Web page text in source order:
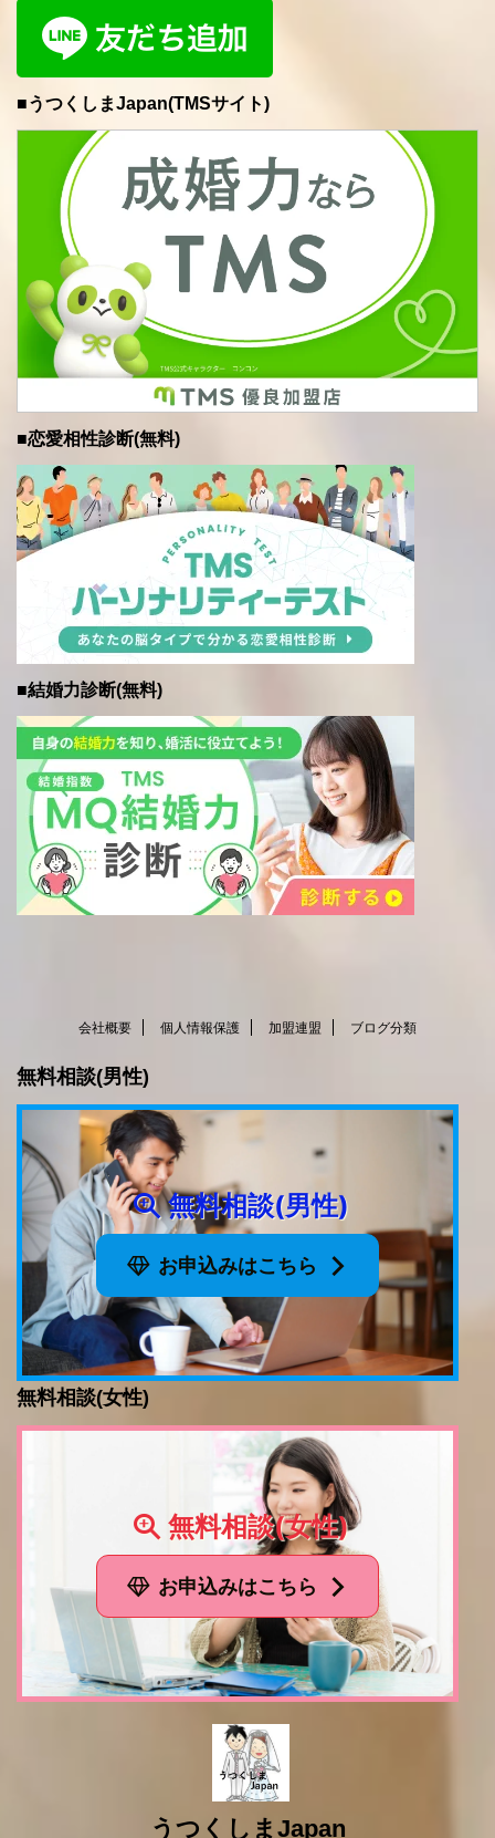
■うつくしまJapan(TMSサイト)
■恋愛相性診断(無料)
■結婚力診断(無料)
会社概要 個人情報保護 加盟連盟 ブログ分類
無料相談(男性)
無料相談(男性)
お申込みはこちら
無料相談(女性)
無料相談(女性)
お申込みはこちら
うつくしまJapan